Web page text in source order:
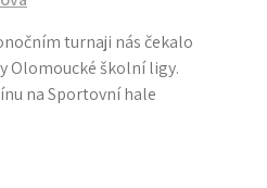
turnaji nás čekalo
Olomoucké školní ligy.
na Sportovní hale